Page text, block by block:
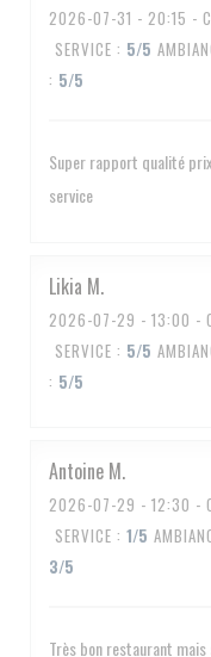
2026-07-31 - 20:15 -
SERVICE : 5/5
: 5/5
Super rapport qualité
service
Likia M
2026-07-29 - 13:00 -
SERVICE : 5/5
: 5/5
Antoine M
2026-07-29 - 12:30 -
SERVICE : 1/5
3/5
Très bon restaurant